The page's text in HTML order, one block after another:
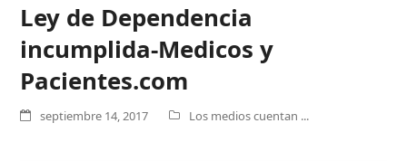
Ley de Dependencia
incumplida-Medicos y
Pacientes.com
septiembre 14, 2017 Los medios cuentan ...